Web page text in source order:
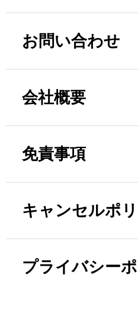
お問い合わせ
会社概要
免責事項
キャンセルポ
プライバシー